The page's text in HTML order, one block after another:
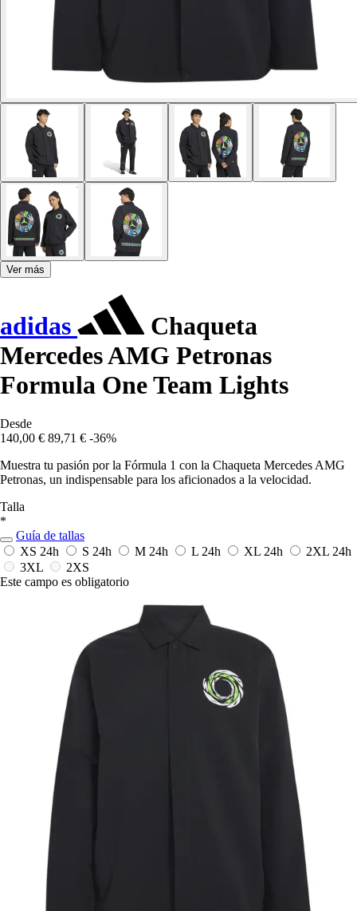
Ver más
adidas
Chaqueta
Mercedes AMG Petronas
Formula One Team Lights
Desde
140,00 € 89,71 € -36%
Muestra tu pasión por la Fórmula 1 con la Chaqueta Mercedes AMG
Petronas, un indispensable para los aficionados a la velocidad.
Talla
*
Guía de tallas
XS 24h S 24h M 24h L 24h XL 24h 2XL 24h
3XL
2XS
Este campo es obligatorio